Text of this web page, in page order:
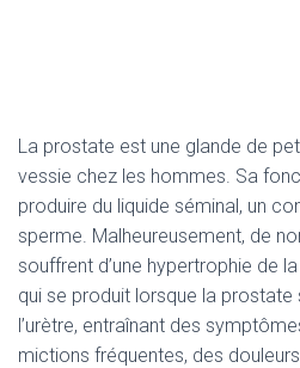
La prostate est une glande de
vessie chez les hommes. Sa
produire du liquide séminal, un
sperme. Malheureusement, de
souffrent d’une hypertrophie de
qui se produit lorsque la
l’urètre, entraînant des
mictions fréquentes, des